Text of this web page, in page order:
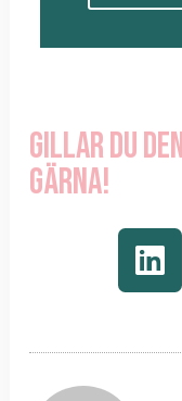
Gillar du
gärna!